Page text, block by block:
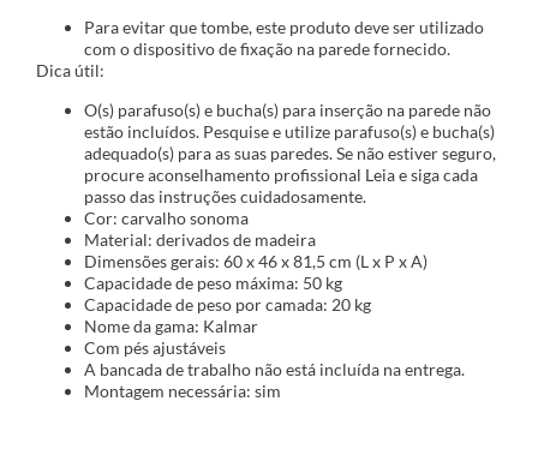
Para evitar que tombe, este produto deve ser utilizado
com o dispositivo de fixação na parede fornecido.
Dica útil:
O(s) parafuso(s) e bucha(s) para inserção na parede não
estão incluídos. Pesquise e utilize parafuso(s) e bucha(s)
adequado(s) para as suas paredes. Se não estiver seguro,
procure aconselhamento profissional Leia e siga cada
passo das instruções cuidadosamente.
Cor: carvalho sonoma
Material: derivados de madeira
Dimensões gerais: 60 x 46 x 81,5 cm (L x P x A)
Capacidade de peso máxima: 50 kg
Capacidade de peso por camada: 20 kg
Nome da gama: Kalmar
Com pés ajustáveis
A bancada de trabalho não está incluída na entrega.
Montagem necessária: sim